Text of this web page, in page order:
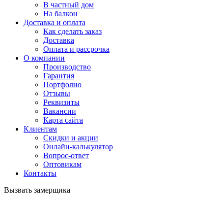
В частный дом
На балкон
Доставка и оплата
Как сделать заказ
Доставка
Оплата и рассрочка
О компании
Производство
Гарантия
Портфолио
Отзывы
Реквизиты
Вакансии
Карта сайта
Клиентам
Скидки и акции
Онлайн-калькулятор
Вопрос-ответ
Оптовикам
Контакты
Вызвать замерщика